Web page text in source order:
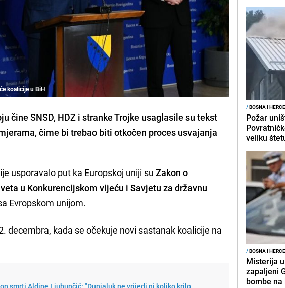
koalicije u BiH
čine SNSD, HDZ i stranke Trojke usaglasile su tekst
čime bi trebao biti otkočen proces usvajanja
usporavalo put ka Europskoj uniji suZakon o
u Konkurencijskom vijeću i Savjetu za državnu
Evropskom unijom.
decembra, kada se očekuje novi sastanak koalicije na
/BOSNA I
Požar
veliku
/BOSNA I
Misterija
zapaljeni
bombe